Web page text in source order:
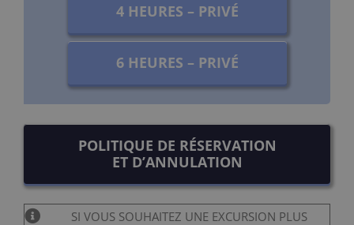
4 HEURES – PRIVÉ
6 HEURES – PRIVÉ
POLITIQUE DE RÉSERVATION
ET D’ANNULATION
SI VOUS SOUHAITEZ UNE EXCURSION PLUS